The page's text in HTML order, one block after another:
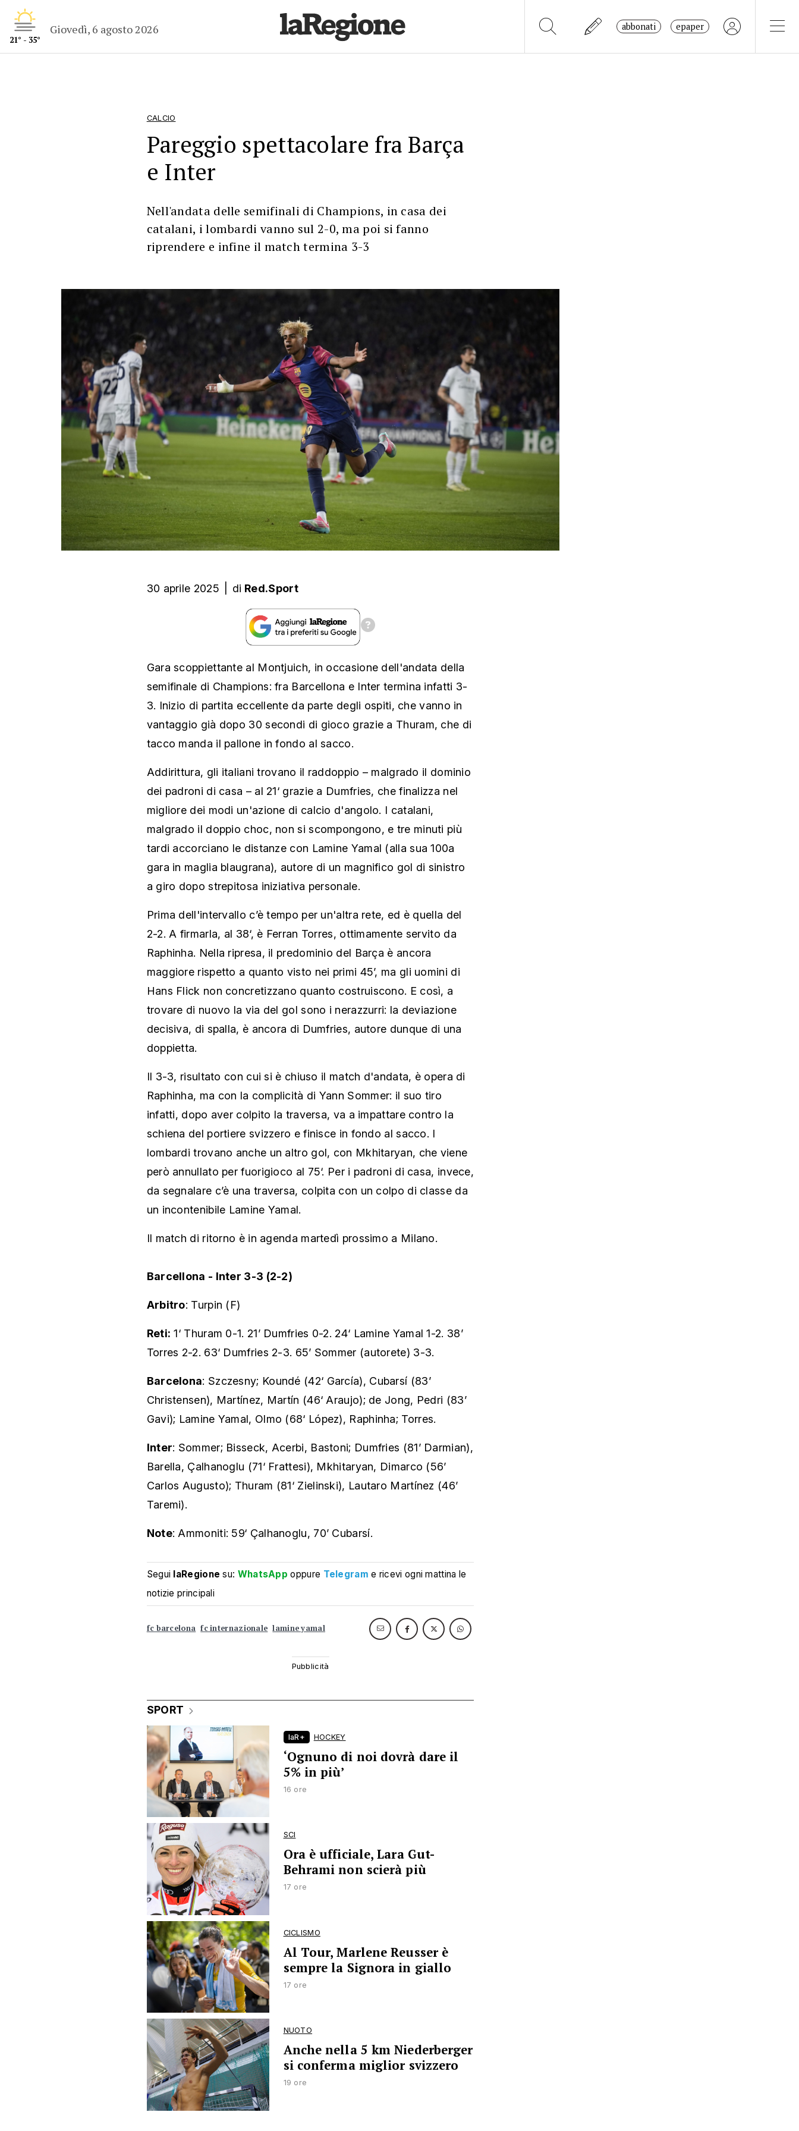
21° - 35°
Giovedì, 6 agosto 2026 abbonati epaper
CALCIO
Pareggio spettacolare fra Barça
e Inter
Nell'andata delle semifinali di Champions, in casa dei
catalani, i lombardi vanno sul 2-0, ma poi si fanno
riprendere e infine il match termina 3-3
30 aprile 2025 di Red.Sport
Gara scoppiettante al Montjuich, in occasione dell'andata della
semifinale di Champions: fra Barcellona e Inter termina infatti 3-
3. Inizio di partita eccellente da parte degli ospiti, che vanno in
vantaggio già dopo 30 secondi di gioco grazie a Thuram, che di
tacco manda il pallone in fondo al sacco.
Addirittura, gli italiani trovano il raddoppio – malgrado il dominio
dei padroni di casa – al 21‘ grazie a Dumfries, che finalizza nel
migliore dei modi un'azione di calcio d'angolo. I catalani,
malgrado il doppio choc, non si scompongono, e tre minuti più
tardi accorciano le distanze con Lamine Yamal (alla sua 100a
gara in maglia blaugrana), autore di un magnifico gol di sinistro
a giro dopo strepitosa iniziativa personale.
Prima dell'intervallo c’è tempo per un'altra rete, ed è quella del
2-2. A firmarla, al 38‘, è Ferran Torres, ottimamente servito da
Raphinha. Nella ripresa, il predominio del Barça è ancora
maggiore rispetto a quanto visto nei primi 45’, ma gli uomini di
Hans Flick non concretizzano quanto costruiscono. E così, a
trovare di nuovo la via del gol sono i nerazzurri: la deviazione
decisiva, di spalla, è ancora di Dumfries, autore dunque di una
doppietta.
Il 3-3, risultato con cui si è chiuso il match d'andata, è opera di
Raphinha, ma con la complicità di Yann Sommer: il suo tiro
infatti, dopo aver colpito la traversa, va a impattare contro la
schiena del portiere svizzero e finisce in fondo al sacco. I
lombardi trovano anche un altro gol, con Mkhitaryan, che viene
però annullato per fuorigioco al 75‘. Per i padroni di casa, invece,
da segnalare c’è una traversa, colpita con un colpo di classe da
un incontenibile Lamine Yamal.
Il match di ritorno è in agenda martedì prossimo a Milano.
Barcellona - Inter 3-3 (2-2)
Arbitro: Turpin (F)
Reti: 1‘ Thuram 0-1. 21’ Dumfries 0-2. 24‘ Lamine Yamal 1-2. 38’
Torres 2-2. 63‘ Dumfries 2-3. 65’ Sommer (autorete) 3-3.
Barcelona: Szczesny; Koundé (42‘ García), Cubarsí (83’
Christensen), Martínez, Martín (46‘ Araujo); de Jong, Pedri (83’
Gavi); Lamine Yamal, Olmo (68‘ López), Raphinha; Torres.
Inter: Sommer; Bisseck, Acerbi, Bastoni; Dumfries (81’ Darmian),
Barella, Çalhanoglu (71‘ Frattesi), Mkhitaryan, Dimarco (56’
Carlos Augusto); Thuram (81‘ Zielinski), Lautaro Martínez (46’
Taremi).
Note: Ammoniti: 59‘ Çalhanoglu, 70’ Cubarsí.
Segui laRegione su: WhatsApp oppure Telegram e ricevi ogni mattina le
notizie principali
fc barcelona fc internazionale lamine yamal
SPORT
laR+ HOCKEY
‘Ognuno di noi dovrà dare il
5% in più’
16 ore
SCI
Ora è ufficiale, Lara Gut-
Behrami non scierà più
17 ore
CICLISMO
Al Tour, Marlene Reusser è
sempre la Signora in giallo
17 ore
NUOTO
Anche nella 5 km Niederberger
si conferma miglior svizzero
19 ore